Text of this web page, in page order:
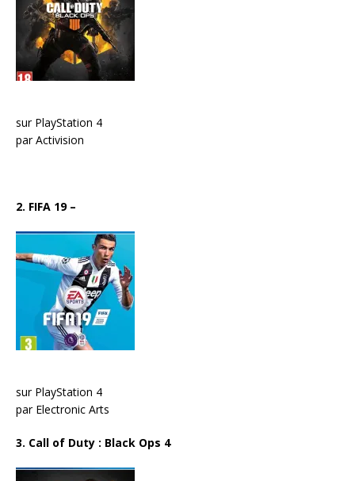
sur PlayStation 4
par Activision
2. FIFA 19 –
sur PlayStation 4
par Electronic Arts
3. Call of Duty : Black Ops 4